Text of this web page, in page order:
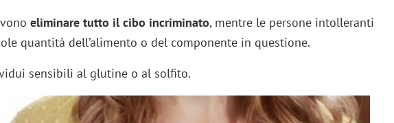
eliminare tutto il cibo incriminato, mentre le persone intolleranti
quantità dell’alimento o del componente in questione.
sensibili al glutine o al solfito.